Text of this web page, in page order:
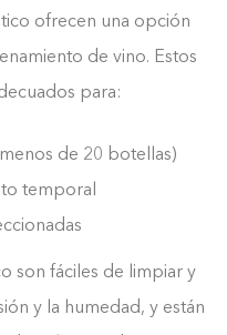
ofrecen una opción
de vino. Estos
para:
de 20 botellas)
temporal
son fáciles de limpiar y
y la humedad, y están